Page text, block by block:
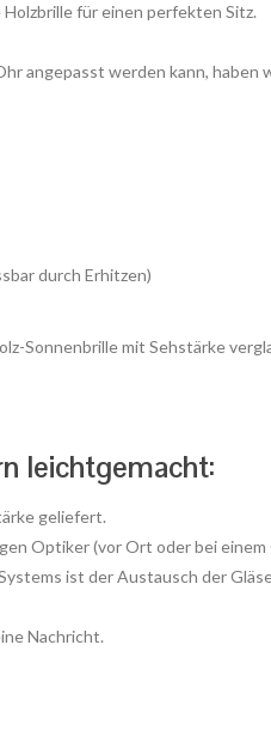
für einen perfekten Sitz.
angepasst werden kann,
durch Erhitzen)
Sonnenbrille mit Sehstärke
leichtgemacht:
geliefert.
Optiker (vor Ort oder bei
ist der Austausch der
Nachricht.